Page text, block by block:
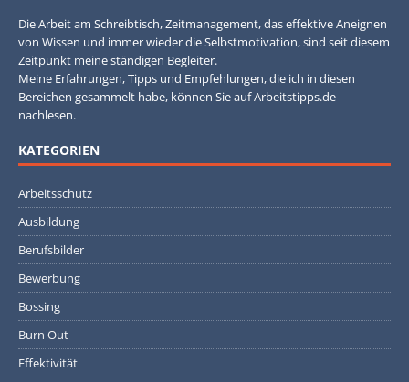
Die Arbeit am Schreibtisch, Zeitmanagement, das effektive Aneignen
von Wissen und immer wieder die Selbstmotivation, sind seit diesem
Zeitpunkt meine ständigen Begleiter.
Meine Erfahrungen, Tipps und Empfehlungen, die ich in diesen
Bereichen gesammelt habe, können Sie auf Arbeitstipps.de
nachlesen.
KATEGORIEN
Arbeitsschutz
Ausbildung
Berufsbilder
Bewerbung
Bossing
Burn Out
Effektivität